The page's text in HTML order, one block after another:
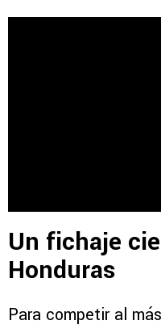
Un fichaje
Honduras
Para competir al